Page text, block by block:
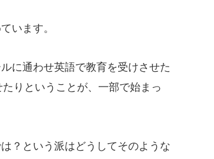
います。
に通わせ英語で教育を受けさせた
りということが、一部で始まっ
？という派はどうしてそのような